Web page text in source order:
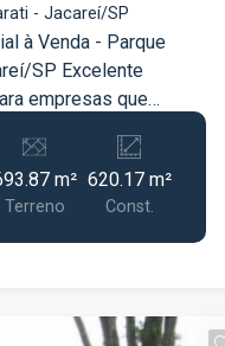
- Jacareí/SP
à Venda - Parque
empresas que
amplo, estruturado
estratégica em
à região central da
oferece uma
m²
Terreno
620.17 m²
Const.